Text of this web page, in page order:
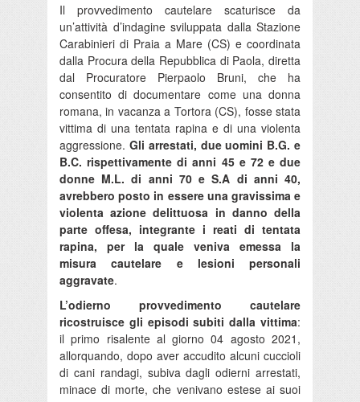
Il provvedimento cautelare scaturisce da
un’attività d’indagine sviluppata dalla Stazione
Carabinieri di Praia a Mare (CS) e coordinata
dalla Procura della Repubblica di Paola, diretta
dal Procuratore Pierpaolo Bruni, che ha
consentito di documentare come una donna
romana, in vacanza a Tortora (CS), fosse stata
vittima di una tentata rapina e di una violenta
aggressione. Gli arrestati, due uomini B.G. e
B.C. rispettivamente di anni 45 e 72 e due
donne M.L. di anni 70 e S.A di anni 40,
avrebbero posto in essere una gravissima e
violenta azione delittuosa in danno della
parte offesa, integrante i reati di tentata
rapina, per la quale veniva emessa la
misura cautelare e lesioni personali
aggravate.
L’odierno provvedimento cautelare
ricostruisce gli episodi subiti dalla vittima:
il primo risalente al giorno 04 agosto 2021,
allorquando, dopo aver accudito alcuni cuccioli
di cani randagi, subiva dagli odierni arrestati,
minace di morte, che venivano estese ai suoi